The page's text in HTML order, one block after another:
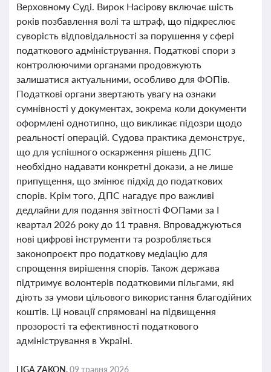
Верховному Суді. Вирок Насірову включає шість
років позбавлення волі та штраф, що підкреслює
суворість відповідальності за порушення у сфері
податкового адміністрування. Податкові спори з
контролюючими органами продовжують
залишатися актуальними, особливо для ФОПів.
Податкові органи звертають увагу на ознаки
сумнівності у документах, зокрема коли документи
оформлені однотипно, що викликає підозри щодо
реальності операцій. Судова практика демонструє,
що для успішного оскарження рішень ДПС
необхідно надавати конкретні докази, а не лише
припущення, що змінює підхід до податкових
спорів. Крім того, ДПС нагадує про важливі
дедлайни для подання звітності ФОПами за І
квартал 2026 року до 11 травня. Впроваджуються
нові цифрові інструменти та розробляється
законопроєкт про податкову медіацію для
спрощення вирішення спорів. Також держава
підтримує волонтерів податковими пільгами, які
діють за умови цільового використання благодійних
коштів. Ці новації спрямовані на підвищення
прозорості та ефективності податкового
адміністрування в Україні.
LIGA ZAKON,09 травня 2026